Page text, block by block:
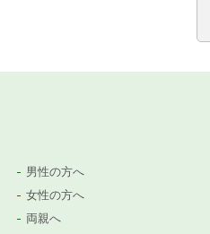
男性の方へ
女性の方へ
両親へ